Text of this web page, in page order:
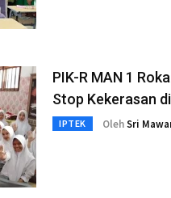
PIK-R MAN 1
Stop Kekerasan
IPTEK OlehSri